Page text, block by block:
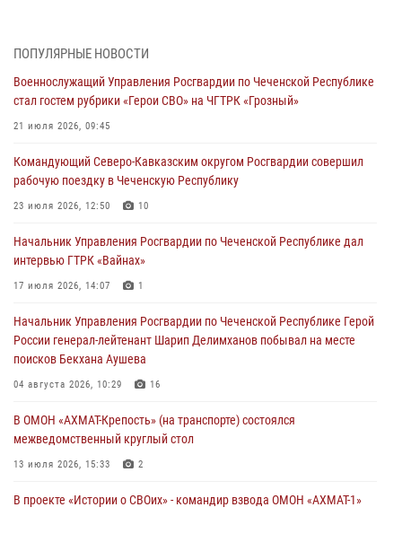
Командующий Северо-Кавказским округом Росгвардии совершил
23 июля 2026, 12:50
Военнослужащий Управления Росгвардии по Чеченской Республике
21 июля 2026, 09:45
В ДНР росгвардейцы уничтожили около 80 вражеских
19 июля 2026, 13:50
В Грозном Росгвардия обеспечила безопасность конно-спортивных
18 июля 2026, 13:46
ПОПУЛЯРНЫЕ НОВОСТИ
Военнослужащий Управления Росгвардии по Чеченской Республике
стал гостем рубрики «Герои СВО» на ЧГТРК «Грозный»
21 июля 2026, 09:45
Командующий Северо-Кавказским округом Росгвардии совершил
рабочую поездку в Чеченскую Республику
23 июля 2026, 12:50 10
Начальник Управления Росгвардии по Чеченской Республике дал
интервью ГТРК «Вайнах»
17 июля 2026, 14:07 1
Начальник Управления Росгвардии по Чеченской Республике Герой
России генерал-лейтенант Шарип Делимханов побывал на месте
поисков Бекхана Аушева
04 августа 2026, 10:29 16
В ОМОН «АХМАТ-Крепость» (на транспорте) состоялся
межведомственный круглый стол
13 июля 2026, 15:33 2
В проекте «Истории о СВОих» - командир взвода ОМОН «АХМАТ-1»